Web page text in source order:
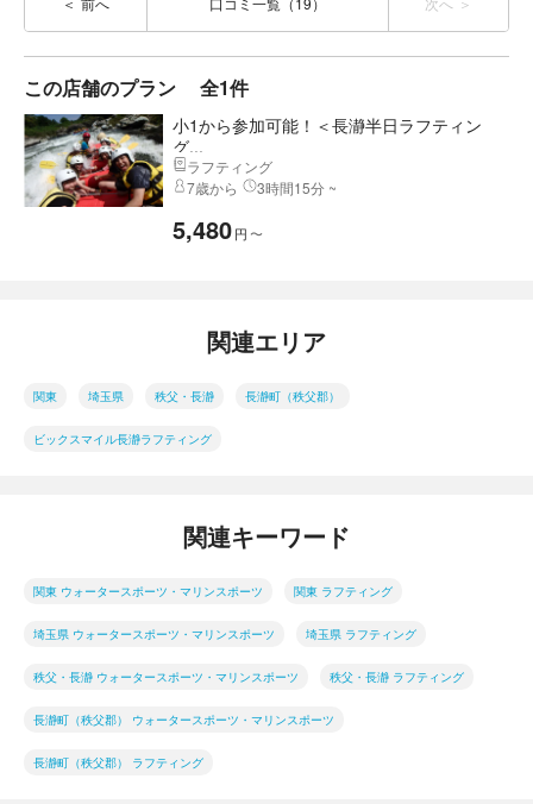
この店舗のプラン 全1件
小1から参加可能！＜長瀞半日ラフティン
グ...
ラフティング
7歳から
3時間15分 ~
5,480円 〜
関連エリア
関東 埼玉県 秩父・長瀞 長瀞町（秩父郡）
ビックスマイル長瀞ラフティング
関連キーワード
関東 ウォータースポーツ・マリンスポーツ 関東 ラフティング
埼玉県 ウォータースポーツ・マリンスポーツ 埼玉県 ラフティング
秩父・長瀞 ウォータースポーツ・マリンスポーツ 秩父・長瀞 ラフティング
長瀞町（秩父郡） ウォータースポーツ・マリンスポーツ
長瀞町（秩父郡） ラフティング